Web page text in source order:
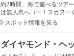
約7時間、海で遊べるツア
は無人島へゴー！スカヌー
スポット情報を見る
ダイヤモンド・ヘ